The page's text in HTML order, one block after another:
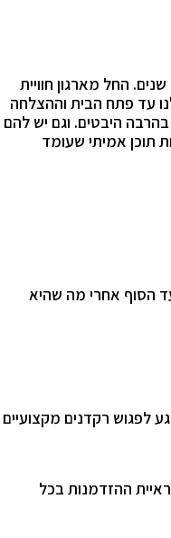
החל מארגון חוויית
עד פתח הבית וההצלחה
היבטים. וגם יש להם
תוכן אמיתי שעומד
הסוף אחרי מה שהיא
לפגוש רקדנים מקצועיים
ההזדמנות בכל